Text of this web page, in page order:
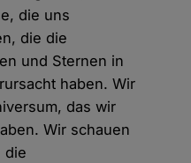
die uns
die die
und Sternen in
haben. Wir
das wir
Wir schauen
die